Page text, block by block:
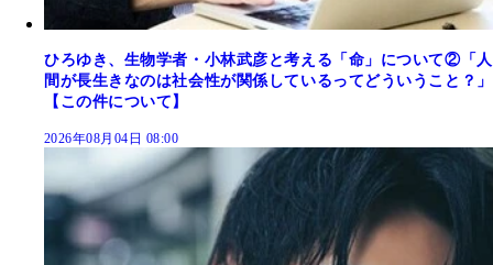
ひろゆき、生物学者・小林武彦と考える「命」について②「人
間が長生きなのは社会性が関係しているってどういうこと？」
【この件について】
2026年08月04日 08:00